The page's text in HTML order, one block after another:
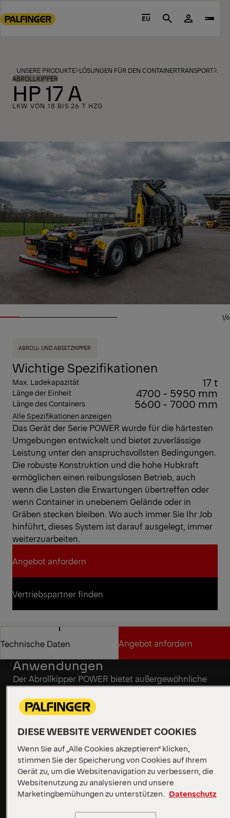
to
footer
content
EU Search
UNSERE PRODUKTE LÖSUNGEN FÜR DEN CONTAINERTRANSPORT
ABROLLKIPPER
HP 17 A
LKW VON 18 BIS 26 T HZG
1/6
ABROLL- UND ABSETZKIPPER
Wichtige Spezifikationen
Max. Ladekapazität 17 t
Länge der Einheit 4700 - 5950 mm
Länge des Containers 5600 - 7000 mm
Alle Spezifikationen anzeigen
Das Gerät der Serie POWER wurde für die härtesten
Umgebungen entwickelt und bietet zuverlässige
Leistung unter den anspruchsvollsten Bedingungen.
Die robuste Konstruktion und die hohe Hubkraft
ermöglichen einen reibungslosen Betrieb, auch
wenn die Lasten die Erwartungen übertreffen oder
wenn Container in unebenem Gelände oder in
Gräben stecken bleiben. Wo auch immer Sie Ihr Job
hinführt, dieses System ist darauf ausgelegt, immer
weiterzuarbeiten.
Angebot anfordern
Angebot anfordern
Vertriebspartner finden
Vertriebspartner finden
Technische Daten
Technische Daten
Angebot anfordern
Angebot anfordern
Konzipiert für anspruchsvolle
Anwendungen
Der Abrollkipper POWER bietet außergewöhnliche
Stärke und Zuverlässigkeit für anspruchsvollste
Aufgaben. Sein intelligentes Rotationsdesign
gewährleistet sanfte, kontrollierte Bewegungen und
volle Hubkraft in jeder Höhe. Er ist für raue
Container mühelos befreien und einen
reibungslosen Betriebsablauf gewährleisten.
Mehr erfahren
DIESE WEBSITE VERWENDET COOKIES
Wenn Sie auf „Alle Cookies akzeptieren“ klicken,
stimmen Sie der Speicherung von Cookies auf Ihrem
Gerät zu, um die Websitenavigation zu verbessern, die
Websitenutzung zu analysieren und unsere
Marketingbemühungen zu unterstützen. Datenschutz